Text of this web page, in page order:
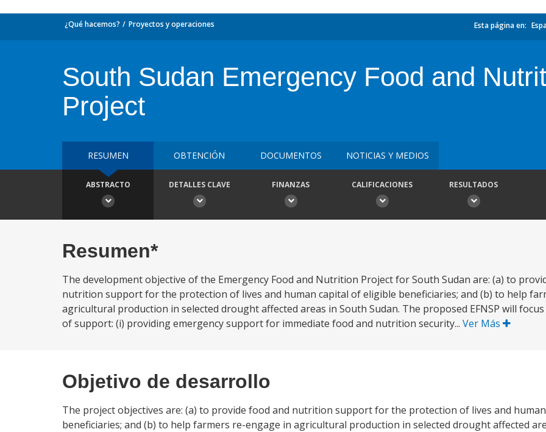
¿Qué hacemos? Proyectos y operaciones Esta página en:
South Sudan Emergency Food and
Project
RESUMEN OBTENCIÓN DOCUMENTOS NOTICIAS Y MEDIOS
ABSTRACTO DETALLES CLAVE FINANZAS CALIFICACIONES RESULTADOS
Resumen*
The development objective of the Emergency Food and Nutrition Project for South Sudan are: (a) to
nutrition support for the protection of lives and human capital of eligible beneficiaries; and (b) to help
agricultural production in selected drought affected areas in South Sudan. The proposed EFNSP will
of support: (i) providing emergency support for immediate food and nutrition security... Ver Más
Objetivo de desarrollo
The project objectives are: (a) to provide food and nutrition support for the protection of lives and
beneficiaries; and (b) to help farmers re-engage in agricultural production in selected drought affected